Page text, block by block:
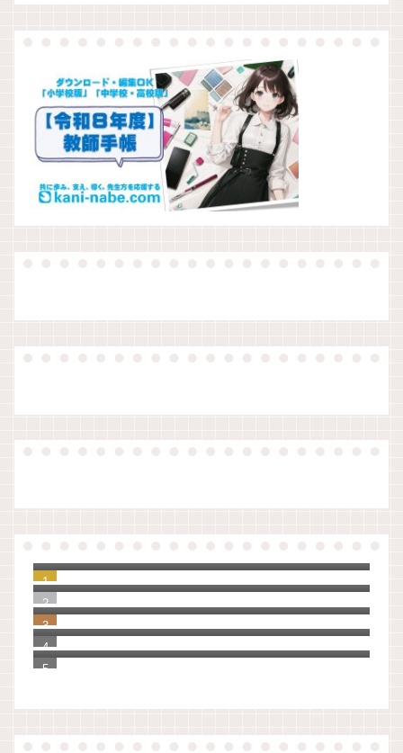
に決めました。
知らなかった！教員の夏季休暇の理由は３
つしかない。
【ゼロ秒思考】自分を大切に思えるように
なる100の質問
「Evernote」から「UpNote」へ20年分の
手帳とノートを移行してわかったこと